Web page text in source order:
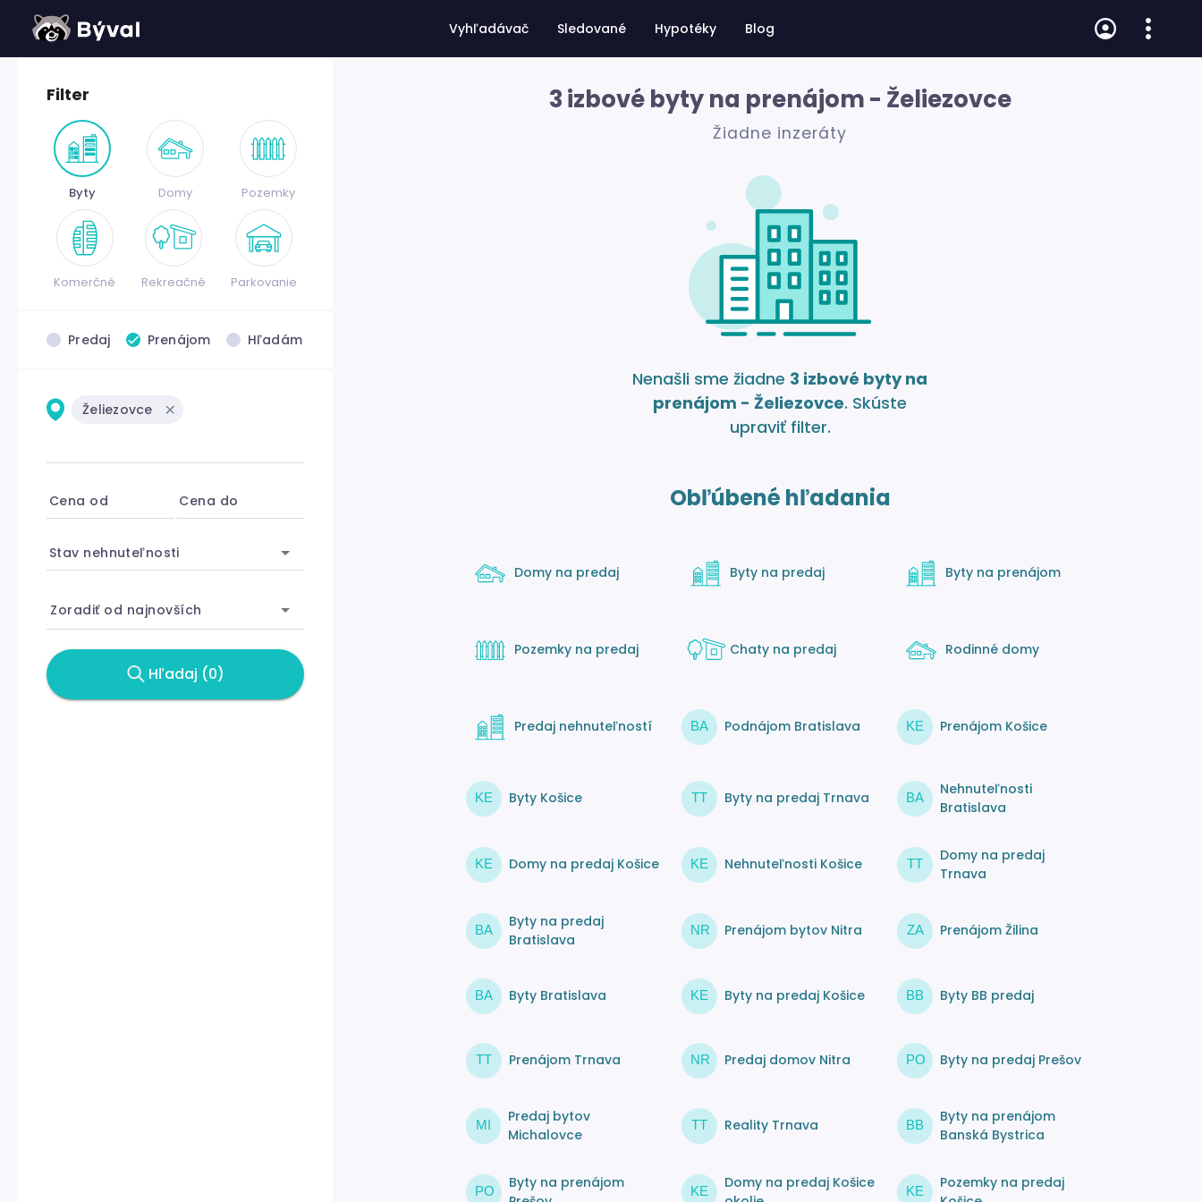
Vyhľadávač Sledované Hypotéky Blog
Filter
Byty Domy Pozemky
Komerčné Rekreačné Parkovanie
Predaj Prenájom Hľadám
Želiezovce
Cena od Cena do
Stav nehnuteľnosti
Zoradiť od najnovších
Hľadaj (0)
3 izbové byty na prenájom - Želiezovce
Žiadne inzeráty
Nenašli sme žiadne 3 izbové byty na
prenájom - Želiezovce. Skúste
upraviť filter.
Obľúbené hľadania
Domy na predaj Byty na predaj Byty na prenájom
Pozemky na predaj Chaty na predaj Rodinné domy
Predaj nehnuteľností BA Podnájom Bratislava KE Prenájom Košice
KE Byty Košice TT Byty na predaj Trnava BA
Nehnuteľnosti
Bratislava
KE Domy na predaj Košice KE Nehnuteľnosti Košice TT
Domy na predaj
Trnava
BA
Byty na predaj
Bratislava
NR Prenájom bytov Nitra ZA Prenájom Žilina
BA Byty Bratislava KE Byty na predaj Košice BB Byty BB predaj
TT Prenájom Trnava NR Predaj domov Nitra PO Byty na predaj Prešov
MI
Predaj bytov
Michalovce
TT Reality Trnava BB
Byty na prenájom
Banská Bystrica
PO
Byty na prenájom
KE
Domy na predaj Košice
KE
Pozemky na predaj